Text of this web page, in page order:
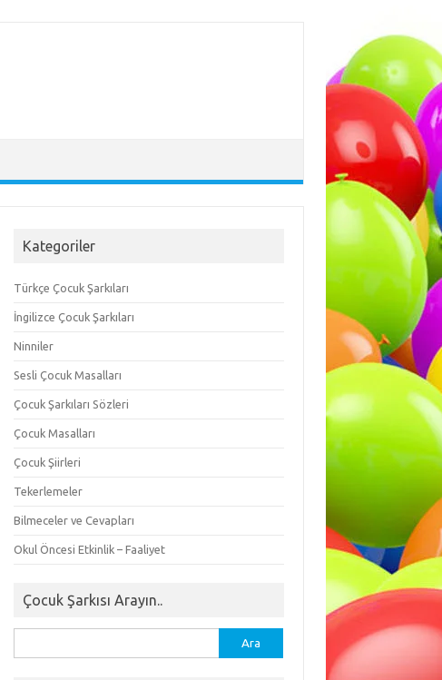
Kategoriler
Türkçe Çocuk Şarkıları
İngilizce Çocuk Şarkıları
Ninniler
Sesli Çocuk Masalları
Çocuk Şarkıları Sözleri
Çocuk Masalları
Çocuk Şiirleri
Tekerlemeler
Bilmeceler ve Cevapları
Okul Öncesi Etkinlik – Faaliyet
Çocuk Şarkısı Arayın..